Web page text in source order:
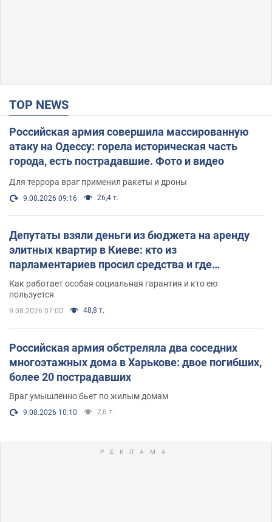
TOP NEWS
Российская армия совершила массированную
атаку на Одессу: горела историческая часть
города, есть пострадавшие. Фото и видео
Для террора враг применил ракеты и дроны
9.08.2026 09:16 26,4 т.
Депутаты взяли деньги из бюджета на аренду
элитных квартир в Киеве: кто из
парламентариев просил средства и где
поселился
Как работает особая социальная гарантия и кто ею
пользуется
9.08.2026 07:00 48,8 т.
Российская армия обстреляла два соседних
многоэтажных дома в Харькове: двое погибших,
более 20 пострадавших
Враг умышленно бьет по жилым домам
9.08.2026 10:10 2,6 т.